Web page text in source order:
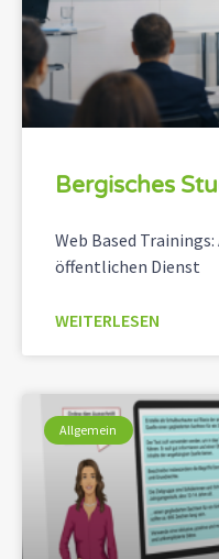
Bergisches
Web Based
öffentlichen Dienst
WEITERLESEN
Allgemein